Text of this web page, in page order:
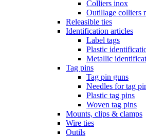
Colliers inox
Outillage colliers
Releasible ties
Identification articles
Label tags
Plastic
Metallic
Tag pins
Tag pin guns
Needles for tag
Plastic tag pins
Woven tag pins
Mounts, clips & clamps
Wire ties
Outils